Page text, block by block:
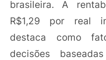
brasileira. A
R$1,29 por real
destaca como
decisões